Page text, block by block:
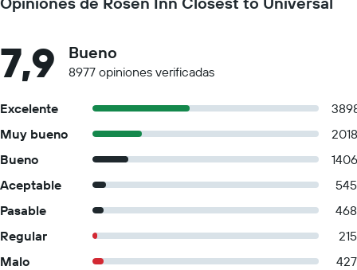
7,9 Bueno
8977 opiniones verificadas
Excelente
Muy bueno
2018
Bueno
1406
Aceptable
545
Pasable
468
Regular
215
Malo
427